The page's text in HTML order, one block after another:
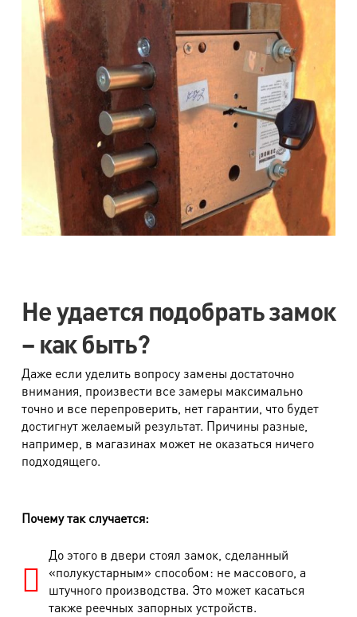
Не удается подобрать замок
– как быть?
Даже если уделить вопросу замены достаточно
внимания, произвести все замеры максимально
точно и все перепроверить, нет гарантии, что будет
достигнут желаемый результат. Причины разные,
например, в магазинах может не оказаться ничего
подходящего.
Почему так случается:
До этого в двери стоял замок, сделанный
«полукустарным» способом: не массового, а
штучного производства. Это может касаться
также реечных запорных устройств.